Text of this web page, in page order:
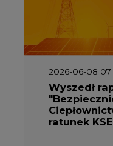
2026-06-08
Wyszedł
ratunek